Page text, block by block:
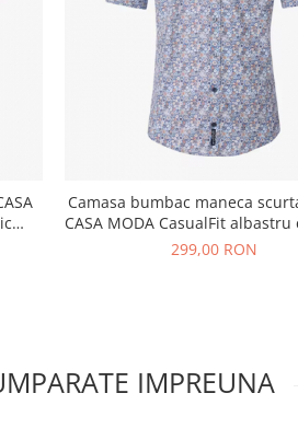
Camasa bumbac maneca
CASA MODA CasualFit
299,00 RON
IMPREUNA